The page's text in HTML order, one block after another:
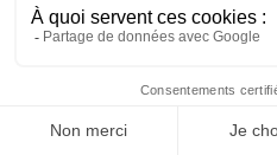
que leur style est en
Assurez-vous aussi